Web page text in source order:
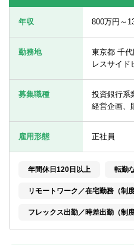
公
女
転
年収 800万円～
勤務地
東京都 千
レスサイド
募集職種
投資銀行系
経営企画、
雇用形態 正社員
年間休日120日以上 転勤
リモートワーク／在宅勤務（制度
フレックス出勤／時差出勤（制度